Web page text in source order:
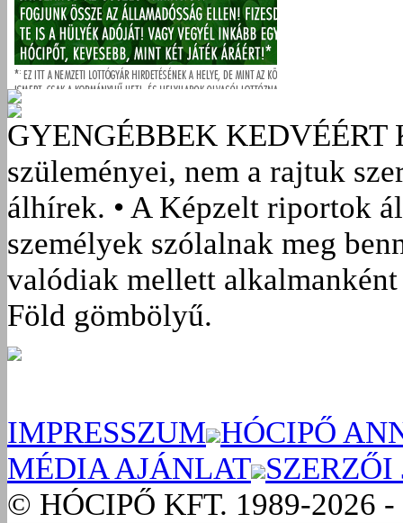
GYENGÉBBEK KEDVÉÉRT
szüleményei, nem a rajtuk
álhírek. • A Képzelt riportok
személyek szólalnak meg
valódiak mellett
Föld gömbölyű.
IMPRESSZUM HÓCIPŐ
MÉDIA AJÁNLAT SZERZŐI
© HÓCIPŐ KFT. 1989-2026